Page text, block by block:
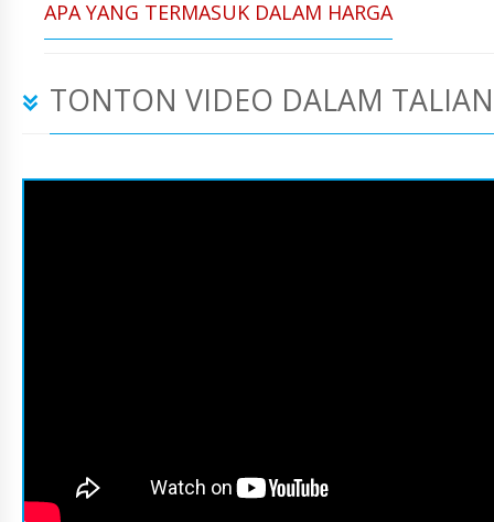
APA YANG TERMASUK DALAM HARGA
TONTON VIDEO DALAM TALIAN